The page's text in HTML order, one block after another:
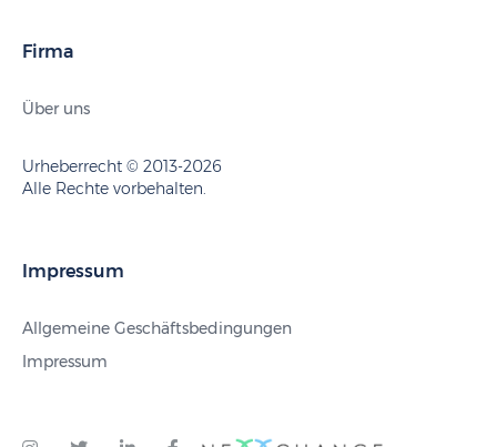
Firma
Über uns
Urheberrecht © 2013-2026
Alle Rechte vorbehalten.
Impressum
Allgemeine Geschäftsbedingungen
Impressum